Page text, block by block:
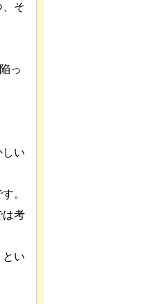
そ
っ
しい
。
は考
い